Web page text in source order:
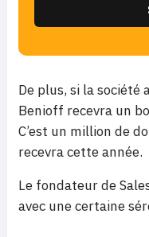
De plus, si la
Benioff recevra un
C’est un million de
recevra cette année.
Le fondateur de
avec une certaine